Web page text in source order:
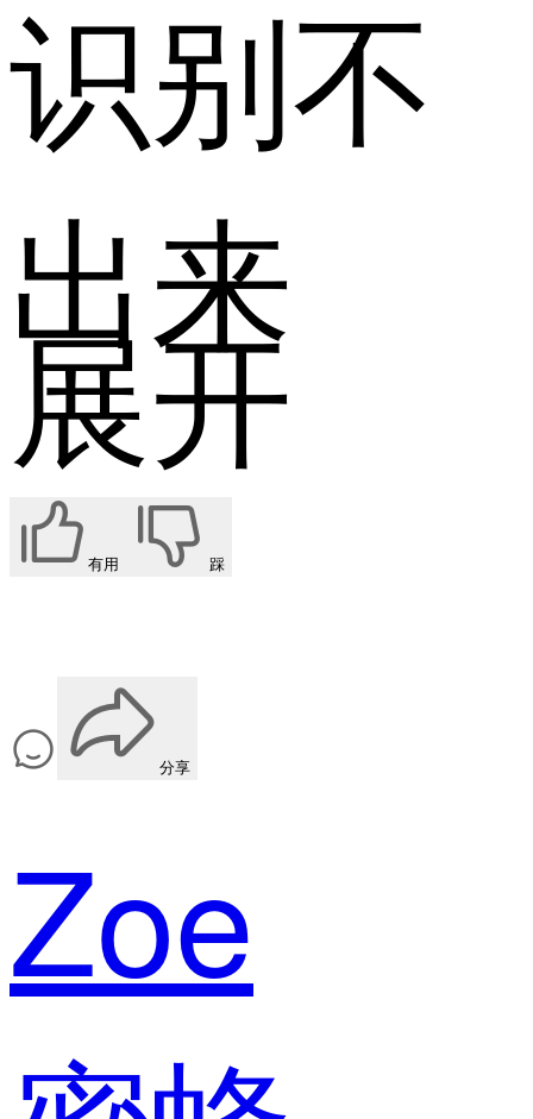
识别不
出来
展开
有用 踩
分享
Zoe